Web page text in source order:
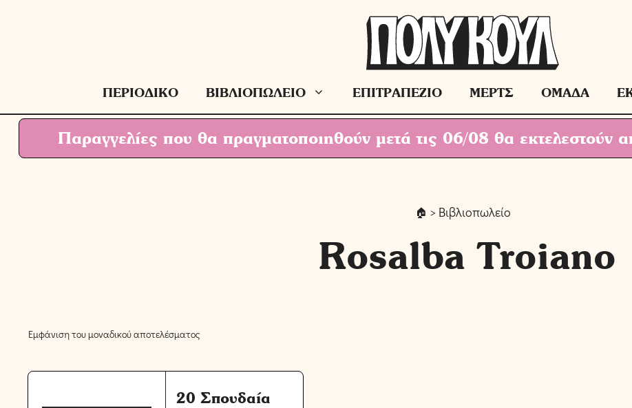
ΠΕΡΙΟΔΙΚΟ ΒΙΒΛΙΟΠΩΛΕΙΟ ΕΠΙΤΡΑΠΕΖΙΟ ΜΕΡΤΣ ΟΜΑΔΑ
Παραγγελίες που θα πραγματοποιηθούν μετά τις 06/08 θα εκτελεστούν
> Βιβλιοπωλείο
Rosalba Troiano
Εμφάνιση του μοναδικού αποτελέσματος
20 Σπουδαία